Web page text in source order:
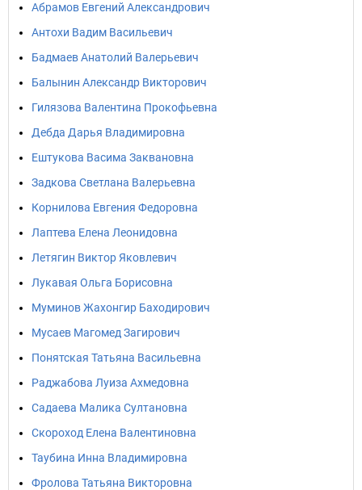
Абрамов Евгений Александрович
Антохи Вадим Васильевич
Бадмаев Анатолий Валерьевич
Балынин Александр Викторович
Гилязова Валентина Прокофьевна
Дебда Дарья Владимировна
Ештукова Васима Заквановна
Задкова Светлана Валерьевна
Корнилова Евгения Федоровна
Лаптева Елена Леонидовна
Летягин Виктор Яковлевич
Лукавая Ольга Борисовна
Муминов Жахонгир Баходирович
Мусаев Магомед Загирович
Понятская Татьяна Васильевна
Раджабова Луиза Ахмедовна
Садаева Малика Султановна
Скороход Елена Валентиновна
Таубина Инна Владимировна
Фролова Татьяна Викторовна